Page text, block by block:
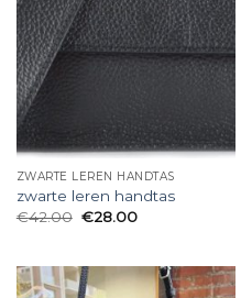
ZWARTE LEREN HANDTAS
zwarte leren handtas
€42.00 €28.00